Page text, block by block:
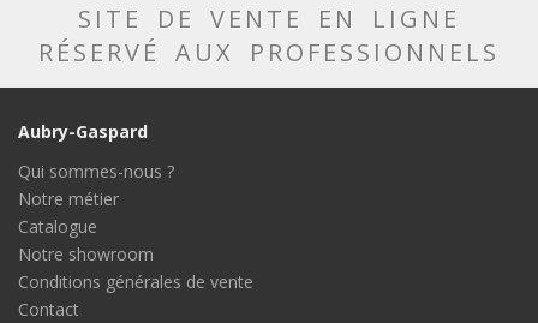
SITE DE VENTE EN LIGNE
RÉSERVÉ AUX PROFESSIONNELS
Aubry-Gaspard
Qui sommes-nous ?
Notre métier
Catalogue
Notre showroom
Conditions générales de vente
Contact